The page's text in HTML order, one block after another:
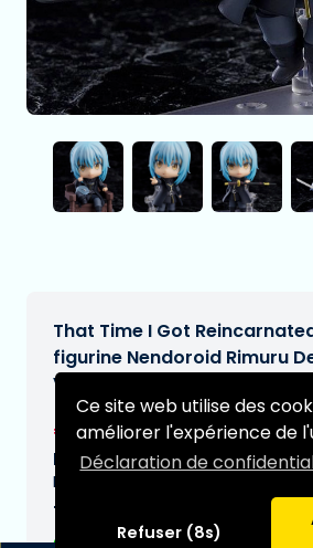
Ce site web utilise des
améliorer l'expérience de
Déclaration de
Refuser (8s)
That Time I Got
figurine Nendoroid Rimuru
Ver. 10 cm
€78,95[Sous réserve de
Date de livraison prévue:
N/A
Type: